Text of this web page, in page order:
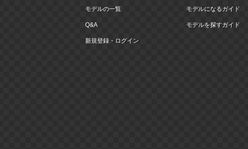
モデルの一覧
Q&A
新規登録・ログイン
モデルになるガイド
モデルを探すガイド